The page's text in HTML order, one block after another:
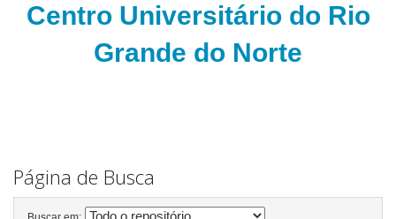
Centro Universitário do Rio
Grande do Norte
Página de Busca